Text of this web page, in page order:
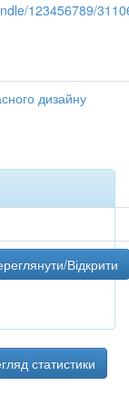
123456789/
дизайну
Відкрити
статистики